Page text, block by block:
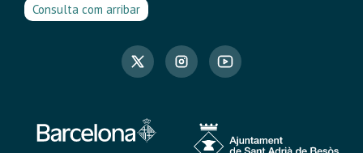
Consulta com arribar